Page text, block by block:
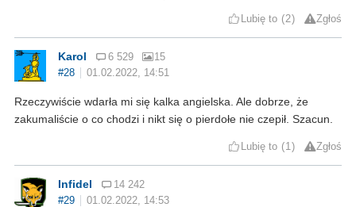
Lubię to 2 Zgłoś
Karol 6 529
15
#28
01.02.2022, 14:51
Rzeczywiście wdarła mi się kalka angielska. Ale dobrze, że
zakumaliście o co chodzi i nikt się o pierdołe nie czepił. Szacun.
Lubię to 1 Zgłoś
Infidel
14 242
#29
01.02.2022, 14:53